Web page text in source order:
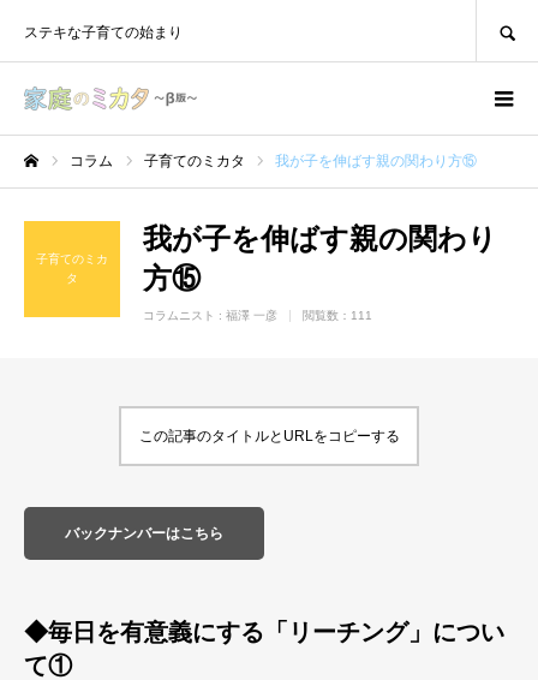
ステキな子育ての始まり
コラム 子育てのミカタ 我が子を伸ばす親の関わり方⑮
子育てのミカ
タ
我が子を伸ばす親の関わり
方⑮
コラムニスト : 福澤 一彦 閲覧数：111
この記事のタイトルとURLをコピーする
バックナンバーはこちら
◆毎日を有意義にする「リーチング」につい
て①